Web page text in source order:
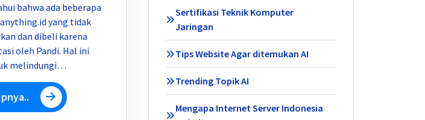
bahwa ada beberapa
yang tidak
dan dibeli karena
oleh Pandi. Hal ini
melindungi…
Sertifikasi Teknik Komputer
Jaringan
Tips Website Agar ditemukan AI
Trending Topik AI
Mengapa Internet Server Indonesia